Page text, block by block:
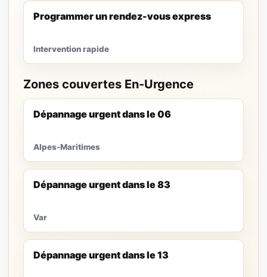
Programmer un rendez-vous express
Intervention rapide
Zones couvertes En-Urgence
Dépannage urgent dans le 06
Alpes-Maritimes
Dépannage urgent dans le 83
Var
Dépannage urgent dans le 13